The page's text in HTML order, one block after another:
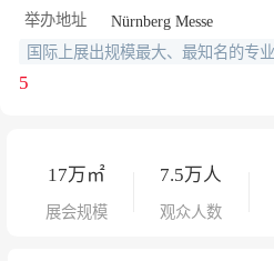
举办地址 Nürnberg Messe
5
17万㎡
展会规模
7.5万人
观众人数